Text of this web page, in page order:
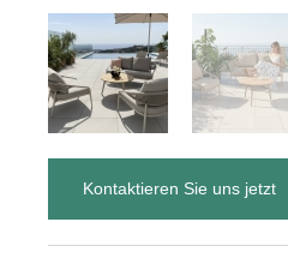
Kontaktieren Sie uns jetzt